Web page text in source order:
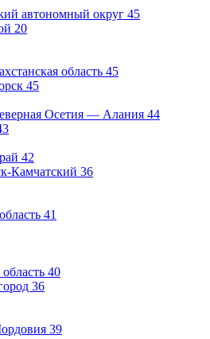
автономный округ 45
20
область 45
45
Осетия — Алания 44
42
Камчатский 36
41
40
36
39